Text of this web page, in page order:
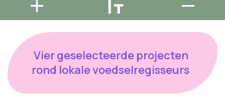
Vier geselecteerde projecten
rond lokale voedselregisseurs